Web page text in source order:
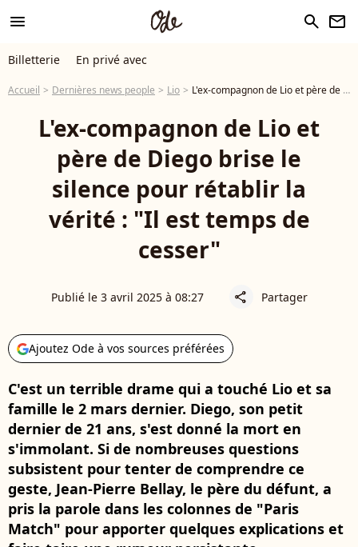
menu search newsletter
Billetterie En privé avec
Accueil Dernières news people Lio L'ex-compagnon de Lio et père de Diego brise le silence pour rétablir la vérité : "Il est temps de cesser"
L'ex-compagnon de Lio et
père de Diego brise le
silence pour rétablir la
vérité : "Il est temps de
cesser"
Publié le 3 avril 2025 à 08:27 share Partager
Ajoutez Ode à vos sources préférées
C'est un terrible drame qui a touché Lio et sa
famille le 2 mars dernier. Diego, son petit
dernier de 21 ans, s'est donné la mort en
s'immolant. Si de nombreuses questions
subsistent pour tenter de comprendre ce
geste, Jean-Pierre Bellay, le père du défunt, a
pris la parole dans les colonnes de "Paris
Match" pour apporter quelques explications et